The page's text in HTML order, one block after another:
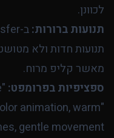
לכוונן.
תנועות ברורות:
תנועות חדות ולא
מאשר קליפ מרוח.
ספציפיות בפרומפט:
animation, warm
gentle movement".